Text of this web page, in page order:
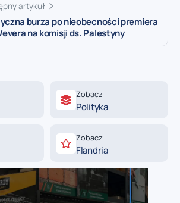
artykuł
burza po nieobecności premiera
na komisji ds. Palestyny
Zobacz
Polityka
Zobacz
Flandria